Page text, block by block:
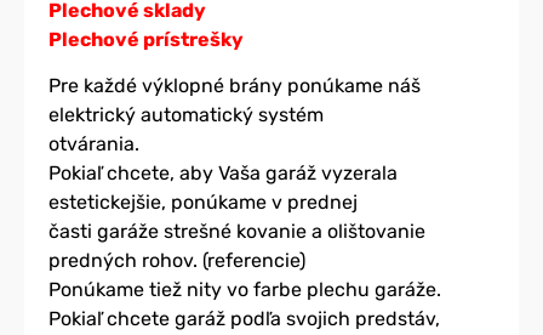
Plechové sklady
Plechové prístrešky
Pre každé výklopné brány ponúkame náš
elektrický automatický systém
otvárania.
Pokiaľ chcete, aby Vaša garáž vyzerala
estetickejšie, ponúkame v prednej
časti garáže strešné kovanie a olištovanie
predných rohov. (referencie)
Ponúkame tiež nity vo farbe plechu garáže.
Pokiaľ chcete garáž podľa svojich predstáv,